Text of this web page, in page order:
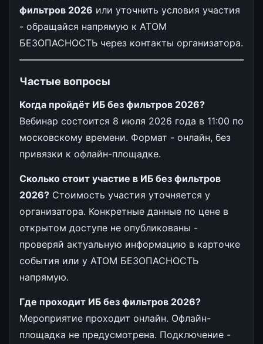
фильтров 2026 или уточнить условия участия
- обращайся напрямую к АТОМ
БЕЗОПАСНОСТЬ через контакты организатора.
Частые вопросы
Когда пройдёт ИБ без фильтров 2026?
Вебинар состоится 8 июля 2026 года в 11:00 по
московскому времени. Формат - онлайн, без
привязки к офлайн-площадке.
Сколько стоит участие в ИБ без фильтров
2026? Стоимость участия уточняется у
организатора. Конкретные данные по цене в
открытом доступе не опубликованы -
проверяй актуальную информацию в карточке
события или у АТОМ БЕЗОПАСНОСТЬ
напрямую.
Где проходит ИБ без фильтров 2026?
Мероприятие проходит онлайн. Офлайн-
площадка не предусмотрена. Подключение -